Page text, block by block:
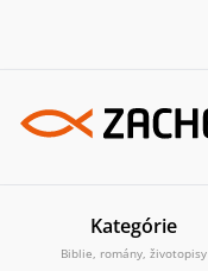
Kategórie
Biblie, romány, životopisy